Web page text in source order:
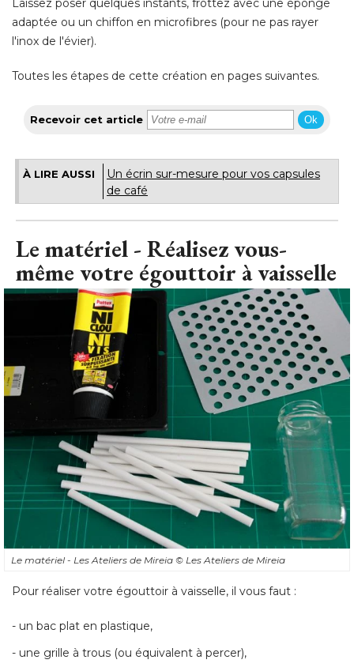
Laissez poser quelques instants, frottez avec une éponge
adaptée ou un chiffon en microfibres (pour ne pas rayer
l'inox de l'évier).
Toutes les étapes de cette création en pages suivantes.
Recevoir cet article Ok
À LIRE AUSSI
Un écrin sur-mesure pour vos capsules
de café
Le matériel - Réalisez vous-
même votre égouttoir à vaisselle
Le matériel - Les Ateliers de Mireia © Les Ateliers de Mireia
Pour réaliser votre égouttoir à vaisselle, il vous faut :
- un bac plat en plastique,
- une grille à trous (ou équivalent à percer),